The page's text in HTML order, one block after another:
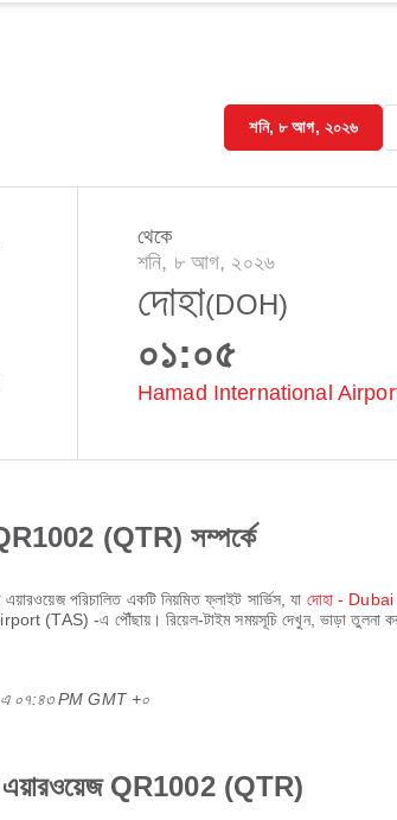
শনি, ৮ আগ, ২০২৬
থেকে
শনি, ৮ আগ, ২০২৬
দোহা(DOH)
০১:০৫
Hamad International
(QTR) সম্পর্কে
এয়ারওয়েজপরিচালিত একটি নিয়মিত ফ্লাইট সার্ভিস, যা দোহা - Dubai
(TAS)-এ পৌঁছায়। রিয়েল-টাইম সময়সূচি দেখুন, ভাড়া
০৭:৪৩ PM GMT +০
এয়ারওয়েজ QR1002 (QTR)